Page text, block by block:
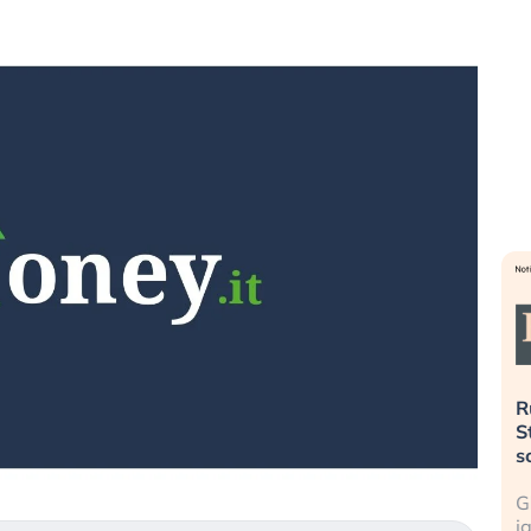
ignorare il rischio geopolitico: il (…)